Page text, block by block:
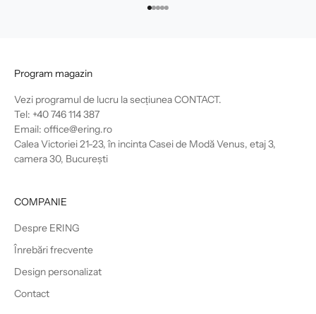
Mergi la articolul 1
Mergi la articolul 2
Mergi la articolul 3
Mergi la articolul 4
Mergi la articolul 5
Program magazin
Vezi programul de lucru la secțiuneaCONTACT.
Tel: +40 746 114 387
Email: office@ering.ro
Calea Victoriei 21-23, în incinta Casei de Modă Venus, etaj 3,
camera 30, București
COMPANIE
Despre ERING
Înrebări frecvente
Design personalizat
Contact